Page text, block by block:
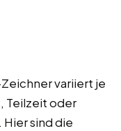
variiert je
Teilzeit oder
sind die